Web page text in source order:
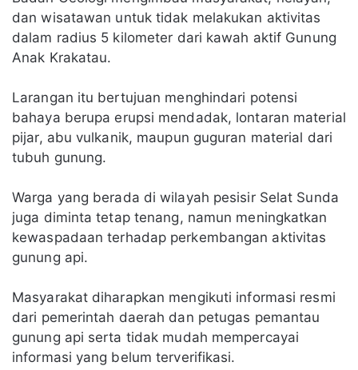
dan wisatawan untuk tidak melakukan aktivitas
dalam radius 5 kilometer dari kawah aktif Gunung
Anak Krakatau.
Larangan itu bertujuan menghindari potensi
bahaya berupa erupsi mendadak, lontaran material
pijar, abu vulkanik, maupun guguran material dari
tubuh gunung.
Warga yang berada di wilayah pesisir Selat Sunda
juga diminta tetap tenang, namun meningkatkan
kewaspadaan terhadap perkembangan aktivitas
gunung api.
Masyarakat diharapkan mengikuti informasi resmi
dari pemerintah daerah dan petugas pemantau
gunung api serta tidak mudah mempercayai
informasi yang belum terverifikasi.